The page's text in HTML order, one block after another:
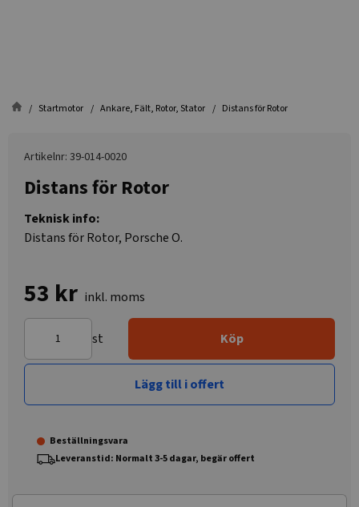
Startmotor Ankare, Fält, Rotor, Stator Distans för Rotor
Artikelnr: 39-014-0020
Distans för Rotor
Teknisk info:
Distans för Rotor, Porsche O.
53 kr inkl. moms
st Köp
Lägg till i offert
Beställningsvara
Leveranstid: Normalt 3-5 dagar, begär offert